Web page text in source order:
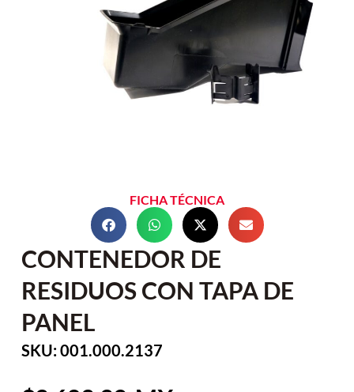
FICHA TÉCNICA
CONTENEDOR DE
RESIDUOS CON TAPA DE
PANEL
SKU: 001.000.2137